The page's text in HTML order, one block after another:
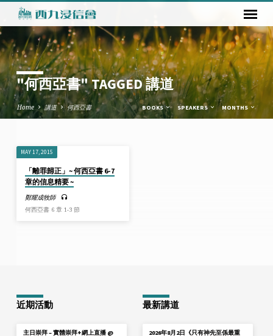
"何西亞書" TAGGED 講道
Home 講道 何西亞書 BOOKS SPEAKERS MONTHS
"何
西
亞
書"
MAY 17, 2015
「離罪歸正」~ 何西亞書 6-7
章的信息精要 ~
鄭耀成牧師
何西亞書 6 章 1-3 節
近期活動
主日崇拜 – 實體崇拜+網上直播 @
最新講道
2026年8月2日《只有神先至係最重